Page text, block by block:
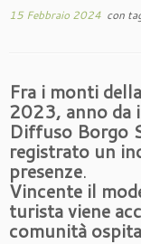
15 Febbraio 2024 con
Fra i monti
2023, anno da
Diffuso Borgo
registrato un
presenze.
Vincente il
turista viene
comunità